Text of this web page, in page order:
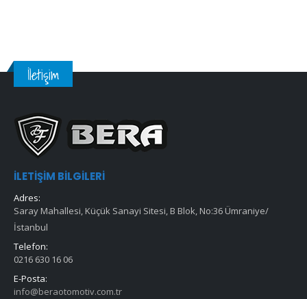
İletişim
İLETIŞIM BILGILERI
Adres:
Saray Mahallesi, Küçük Sanayi Sitesi, B Blok, No:36 Ümraniye/
İstanbul
Telefon:
0216 630 16 06
E-Posta:
info@beraotomotiv.com.tr